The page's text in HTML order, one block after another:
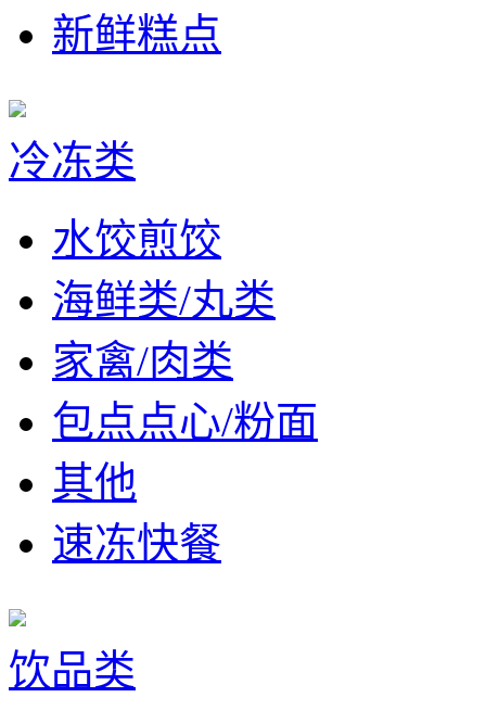
新鲜糕点
冷冻类
水饺煎饺
海鲜类/丸类
家禽/肉类
包点点心/粉面
其他
速冻快餐
饮品类